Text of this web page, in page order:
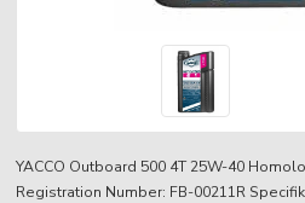
YACCO Outboard 500 4T 25W-40
Registration Number: FB-00211R